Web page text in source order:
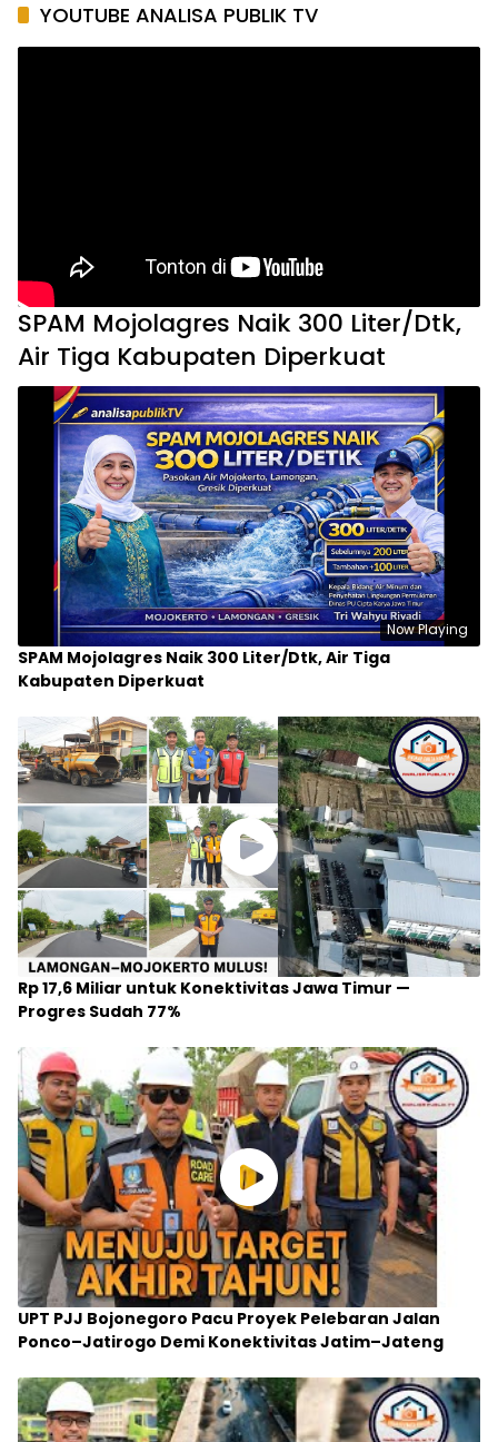
YOUTUBE ANALISA PUBLIK TV
SPAM Mojolagres Naik 300 Liter/Dtk,
Air Tiga Kabupaten Diperkuat
Now Playing
SPAM Mojolagres Naik 300 Liter/Dtk, Air Tiga
Kabupaten Diperkuat
Rp 17,6 Miliar untuk Konektivitas Jawa Timur —
Progres Sudah 77%
UPT PJJ Bojonegoro Pacu Proyek Pelebaran Jalan
Ponco–Jatirogo Demi Konektivitas Jatim–Jateng